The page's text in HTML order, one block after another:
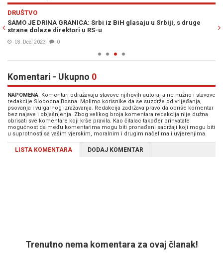
DRUŠTVO
SAMO JE DRINA GRANICA: Srbi iz BiH glasaju u Srbiji, s druge
strane dolaze direktori u RS-u
03. Dec. 2023 0
Previous
Komentari - Ukupno 0
NAPOMENA: Komentari odražavaju stavove njihovih autora, a ne nužno i stavove
redakcije Slobodna Bosna. Molimo korisnike da se suzdrže od vrijeđanja,
psovanja i vulgarnog izražavanja. Redakcija zadržava pravo da obriše komentar
bez najave i objašnjenja. Zbog velikog broja komentara redakcija nije dužna
obrisati sve komentare koji krše pravila. Kao čitalac također prihvatate
mogućnost da među komentarima mogu biti pronađeni sadržaji koji mogu biti
u suprotnosti sa vašim vjerskim, moralnim i drugim načelima i uvjerenjima.
LISTA KOMENTARA DODAJ KOMENTAR
Trenutno nema komentara za ovaj članak!